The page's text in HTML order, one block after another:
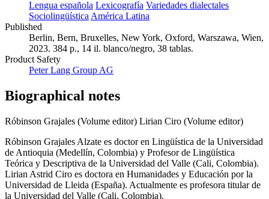
Lengua española Lexicografía Variedades dialectales
Sociolingüística América Latina
Published
Berlin, Bern, Bruxelles, New York, Oxford, Warszawa, Wien,
2023. 384 p., 14 il. blanco/negro, 38 tablas.
Product Safety
Peter Lang Group AG
Biographical notes
Róbinson Grajales (Volume editor) Lirian Ciro (Volume editor)
Róbinson Grajales Alzate es doctor en Lingüística de la Universidad
de Antioquia (Medellín, Colombia) y Profesor de Lingüística
Teórica y Descriptiva de la Universidad del Valle (Cali, Colombia).
Lirian Astrid Ciro es doctora en Humanidades y Educación por la
Universidad de Lleida (España). Actualmente es profesora titular de
la Universidad del Valle (Cali, Colombia).